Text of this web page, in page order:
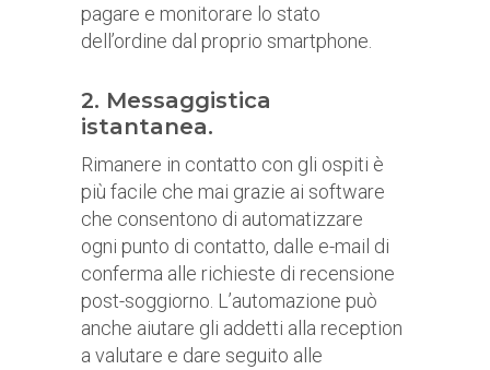
pagare e monitorare lo stato
dell’ordine dal proprio smartphone.
2. Messaggistica
istantanea.
Rimanere in contatto con gli ospiti è
più facile che mai grazie ai software
che consentono di automatizzare
ogni punto di contatto, dalle e-mail di
conferma alle richieste di recensione
post-soggiorno. L’automazione può
anche aiutare gli addetti alla reception
a valutare e dare seguito alle